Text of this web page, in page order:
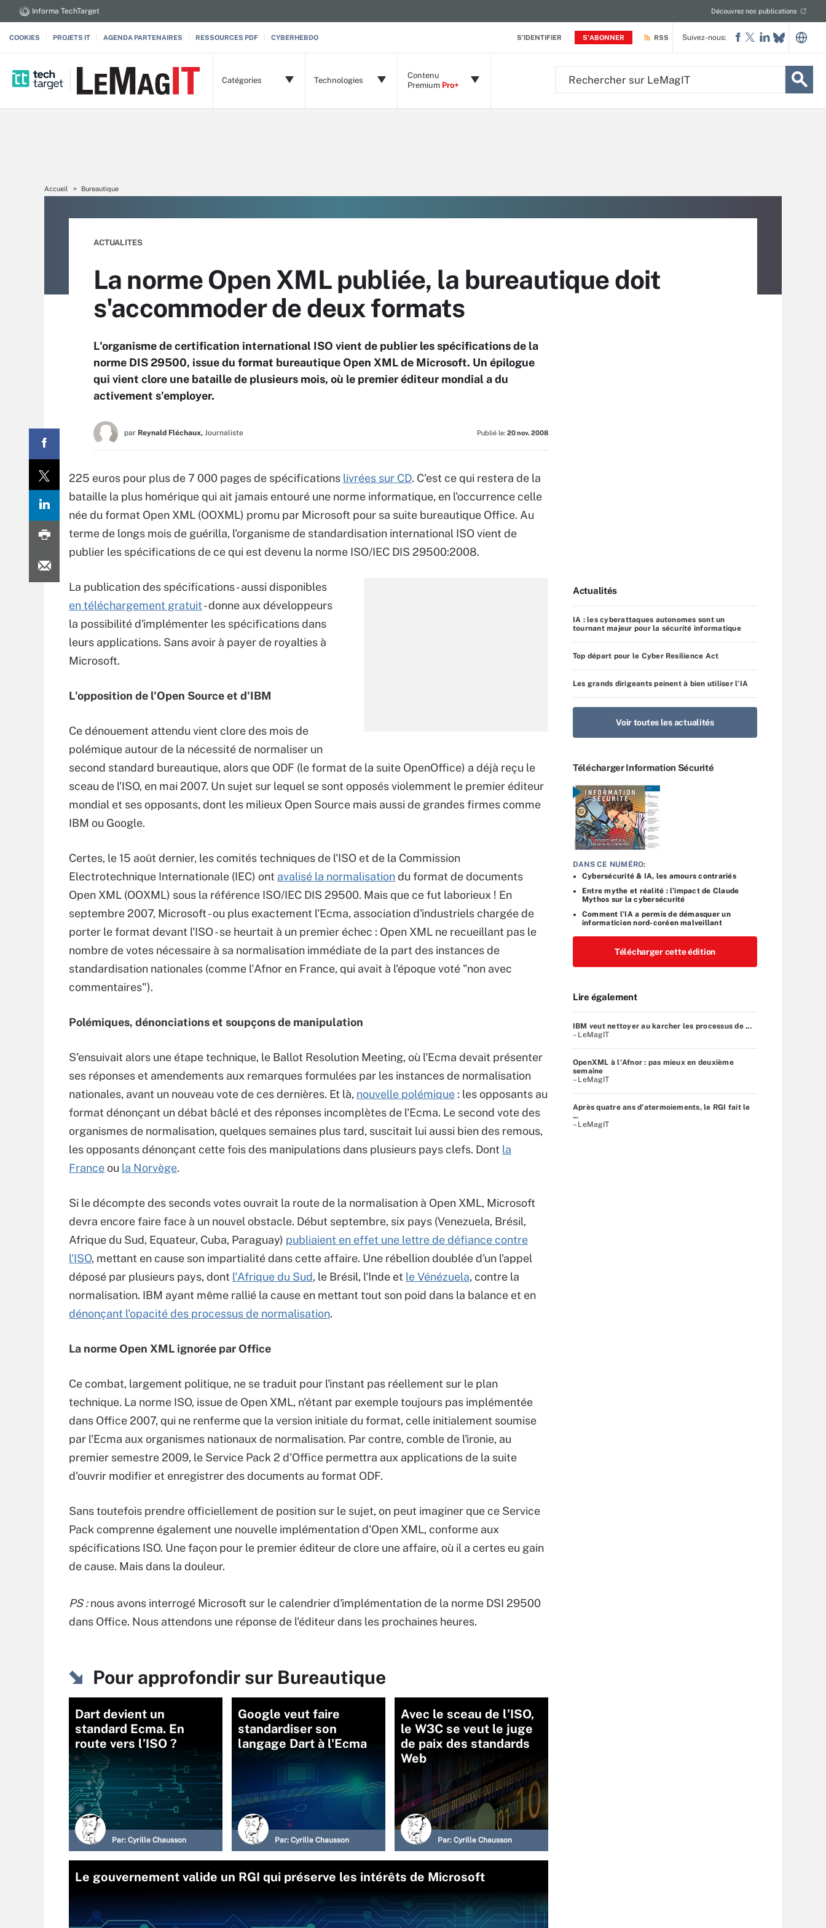
S'IDENTIFIER S'ABONNER
Informa TechTarget Découvrez nos publications
COOKIES PROJETS IT AGENDA PARTENAIRES RESSOURCES PDF CYBERHEBDO RSS
Catégories Technologies
Contenu
Premium Pro+
Suivez-nous:
Accueil Bureautique
ACTUALITES
La norme Open XML publiée, la bureautique doit
s'accommoder de deux formats
L'organisme de certification international ISO vient de publier les spécifications de la
norme DIS 29500, issue du format bureautique Open XML de Microsoft. Un épilogue
qui vient clore une bataille de plusieurs mois, où le premier éditeur mondial a du
activement s'employer.
par Reynald Fléchaux, Journaliste Publié le: 20 nov. 2008
225 euros pour plus de 7 000 pages de spécifications livrées sur CD. C'est ce qui restera de la
bataille la plus homérique qui ait jamais entouré une norme informatique, en l'occurrence celle
née du format Open XML (OOXML) promu par Microsoft pour sa suite bureautique Office. Au
terme de longs mois de guérilla, l'organisme de standardisation international ISO vient de
publier les spécifications de ce qui est devenu la norme ISO/IEC DIS 29500:2008.
La publication des spécifications - aussi disponibles
en téléchargement gratuit- donne aux développeurs
la possibilité d'implémenter les spécifications dans
leurs applications. Sans avoir à payer de royalties à
Microsoft.
L'opposition de l'Open Source et d'IBM
Ce dénouement attendu vient clore des mois de
polémique autour de la nécessité de normaliser un
second standard bureautique, alors que ODF (le format de la suite OpenOffice) a déjà reçu le
sceau de l'ISO, en mai 2007. Un sujet sur lequel se sont opposés violemment le premier éditeur
mondial et ses opposants, dont les milieux Open Source mais aussi de grandes firmes comme
IBM ou Google.
Certes, le 15 août dernier, les comités techniques de l'ISO et de la Commission
Electrotechnique Internationale (IEC) ont avalisé la normalisationdu format de documents
Open XML (OOXML) sous la référence ISO/IEC DIS 29500. Mais que ce fut laborieux ! En
septembre 2007, Microsoft - ou plus exactement l'Ecma, association d'industriels chargée de
porter le format devant l'ISO - se heurtait à un premier échec : Open XML ne recueillant pas le
nombre de votes nécessaire à sa normalisation immédiate de la part des instances de
standardisation nationales (comme l'Afnor en France, qui avait à l'époque voté "non avec
commentaires").
Polémiques, dénonciations et soupçons de manipulation
S'ensuivait alors une étape technique, le Ballot Resolution Meeting, où l'Ecma devait présenter
ses réponses et amendements aux remarques formulées par les instances de normalisation
nationales, avant un nouveau vote de ces dernières. Et là, nouvelle polémique : les opposants au
format dénonçant un débat bâclé et des réponses incomplètes de l'Ecma. Le second vote des
organismes de normalisation, quelques semaines plus tard, suscitait lui aussi bien des remous,
les opposants dénonçant cette fois des manipulations dans plusieurs pays clefs. Dont la
Franceou la Norvège.
Si le décompte des seconds votes ouvrait la route de la normalisation à Open XML, Microsoft
devra encore faire face à un nouvel obstacle. Début septembre, six pays (Venezuela, Brésil,
Afrique du Sud, Equateur, Cuba, Paraguay) publiaient en effet une lettre de défiance contre
l'ISO, mettant en cause son impartialité dans cette affaire. Une rébellion doublée d'un l'appel
déposé par plusieurs pays, dont l'Afrique du Sud, le Brésil, l'Inde et le Vénézuela, contre la
normalisation. IBM ayant même rallié la cause en mettant tout son poid dans la balance et en
dénonçant l'opacité des processus de normalisation.
La norme Open XML ignorée par Office
Ce combat, largement politique, ne se traduit pour l'instant pas réellement sur le plan
technique. La norme ISO, issue de Open XML, n'étant par exemple toujours pas implémentée
dans Office 2007, qui ne renferme que la version initiale du format, celle initialement soumise
par l'Ecma aux organismes nationaux de normalisation. Par contre, comble de l'ironie, au
premier semestre 2009, le Service Pack 2 d'Office permettra aux applications de la suite
d'ouvrir modifier et enregistrer des documents au format ODF.
Sans toutefois prendre officiellement de position sur le sujet, on peut imaginer que ce Service
Pack comprenne également une nouvelle implémentation d'Open XML, conforme aux
spécifications ISO. Une façon pour le premier éditeur de clore une affaire, où il a certes eu gain
de cause. Mais dans la douleur.
PS :nous avons interrogé Microsoft sur le calendrier d'implémentation de la norme DSI 29500
dans Office. Nous attendons une réponse de l'éditeur dans les prochaines heures.
Pour approfondir sur Bureautique
Dart devient un
standard Ecma. En
route vers l’ISO ?
Par: Cyrille Chausson
Google veut faire
standardiser son
langage Dart à l'Ecma
Par: Cyrille Chausson
Avec le sceau de l’ISO,
le W3C se veut le juge
de paix des standards
Web
Par: Cyrille Chausson
Le gouvernement valide un RGI qui préserve les intérêts de Microsoft
Actualités
IA : les cyberattaques autonomes sont un
tournant majeur pour la sécurité informatique
Top départ pour le Cyber Resilience Act
Les grands dirigeants peinent à bien utiliser l’IA
Voir toutes les actualités
Télécharger Information Sécurité
DANS CE NUMÉRO:
Cybersécurité & IA, les amours contrariés
Entre mythe et réalité : l’impact de Claude
Mythos sur la cybersécurité
Comment l’IA a permis de démasquer un
informaticien nord-coréen malveillant
Télécharger cette édition
Lire également
IBM veut nettoyer au karcher les processus de ...
– LeMagIT
OpenXML à l'Afnor : pas mieux en deuxième
semaine
– LeMagIT
Après quatre ans d'atermoiements, le RGI fait le
...
– LeMagIT